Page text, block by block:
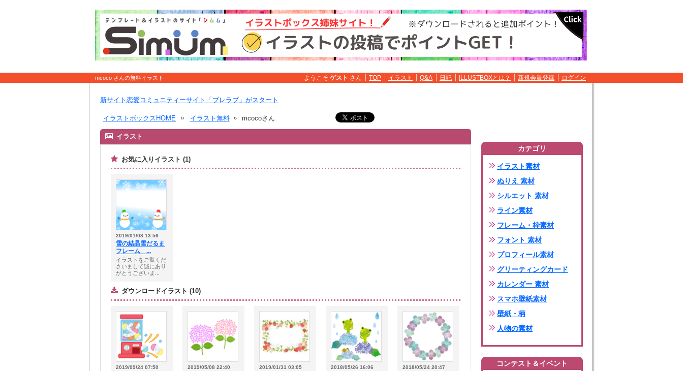
mcoco さんの無料イラスト ようこそ ゲスト さん TOP イラスト Q&A 日記 ILLUSTBOXとは？ 新規会員登録 ログイン
新サイト恋愛コミュニティーサイト「ブレラブ」がスタート
イラストボックスHOME イラスト無料 mcocoさん
イラスト
お気に入りイラスト (1)
2019/01/08 13:56
雪の結晶雪だるま
フレーム ...
イラストをご覧くだ
さいまして誠にあり
がとうございま...
ダウンロードイラスト (10)
2019/09/24 07:50 2019/05/08 22:40 2019/01/31 03:05 2018/05/26 16:06 2018/05/24 20:47
カテゴリ
イラスト素材
ぬりえ 素材
シルエット 素材
ライン素材
フレーム・枠素材
フォント 素材
プロフィール素材
グリーティングカード
カレンダー 素材
スマホ壁紙素材
壁紙・柄
人物の素材
コンテスト＆イベント